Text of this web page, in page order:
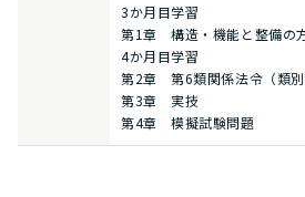
3か月目学習
第1章 構造・機能と整備の
4か月目学習
第2章 第6類関係法令（類
第3章 実技
第4章 模擬試験問題